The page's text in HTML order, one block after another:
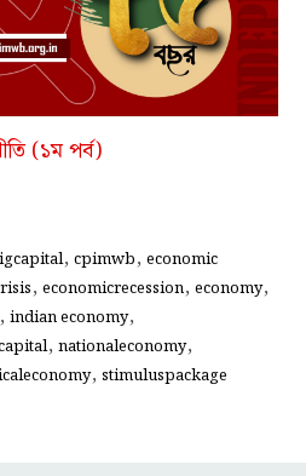
(১ম পর্ব)
, cpimwb, economic
, economicrecession, economy,
, indian economy,
, nationaleconomy,
, stimuluspackage